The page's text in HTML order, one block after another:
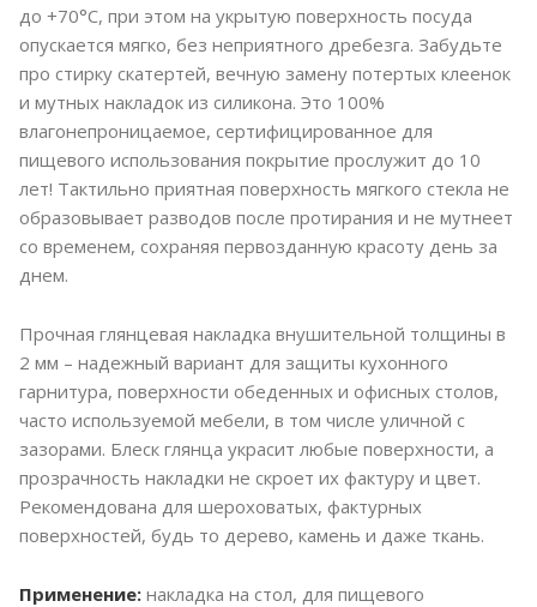
до +70°C, при этом на укрытую поверхность посуда
опускается мягко, без неприятного дребезга. Забудьте
про стирку скатертей, вечную замену потертых клеенок
и мутных накладок из силикона. Это 100%
влагонепроницаемое, сертифицированное для
пищевого использования покрытие прослужит до 10
лет! Тактильно приятная поверхность мягкого стекла не
образовывает разводов после протирания и не мутнеет
со временем, сохраняя первозданную красоту день за
днем.
Прочная глянцевая накладка внушительной толщины в
2 мм – надежный вариант для защиты кухонного
гарнитура, поверхности обеденных и офисных столов,
часто используемой мебели, в том числе уличной с
зазорами. Блеск глянца украсит любые поверхности, а
прозрачность накладки не скроет их фактуру и цвет.
Рекомендована для шероховатых, фактурных
поверхностей, будь то дерево, камень и даже ткань.
Применение: накладка на стол, для пищевого